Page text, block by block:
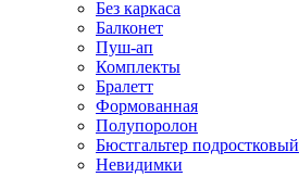
Без каркаса
Балконет
Пуш-ап
Комплекты
Бралетт
Формованная
Полупоролон
Бюстгальтер подростковый
Невидимки